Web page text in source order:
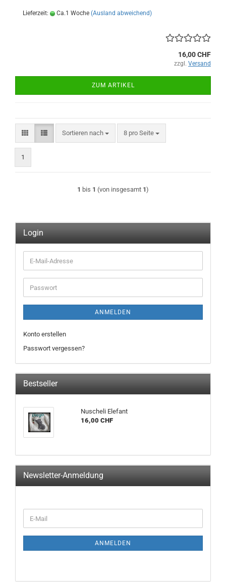
Lieferzeit: Ca.1 Woche (Ausland abweichend)
16,00 CHF
zzgl. Versand
ZUM ARTIKEL
Sortieren nach
Sortieren nach 8 pro Seite
pro Seite
1
1 bis 1 (von insgesamt 1)
Login
E-
Mail-
Adresse
Passwort
ANMELDEN
Konto erstellen
Passwort vergessen?
Bestseller
Nuscheli Elefant
16,00 CHF
Newsletter-Anmeldung
ZUR
E-
Mail
ANMELDEN